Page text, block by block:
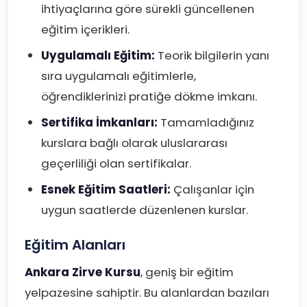
ihtiyaçlarına göre sürekli güncellenen
eğitim içerikleri.
Uygulamalı Eğitim: Teorik bilgilerin yanı
sıra uygulamalı eğitimlerle,
öğrendiklerinizi pratiğe dökme imkanı.
Sertifika İmkanları: Tamamladığınız
kurslara bağlı olarak uluslararası
geçerliliği olan sertifikalar.
Esnek Eğitim Saatleri: Çalışanlar için
uygun saatlerde düzenlenen kurslar.
Eğitim Alanları
Ankara Zirve Kursu, geniş bir eğitim
yelpazesine sahiptir. Bu alanlardan bazıları